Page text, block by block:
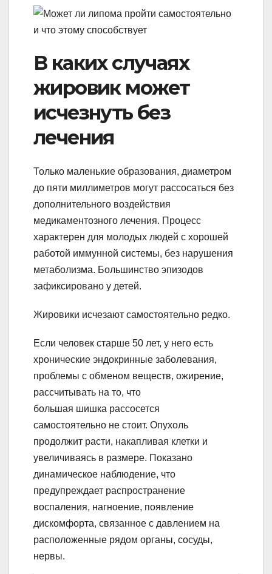
В каких случаях
жировик может
исчезнуть без
лечения
Только маленькие образования, диаметром
до пяти миллиметров могут рассосаться без
дополнительного воздействия
медикаментозного лечения. Процесс
характерен для молодых людей с хорошей
работой иммунной системы, без нарушения
метаболизма. Большинство эпизодов
зафиксировано у детей.
Жировики исчезают самостоятельно редко.
Если человек старше 50 лет, у него есть
хронические эндокринные заболевания,
проблемы с обменом веществ, ожирение,
рассчитывать на то, что
большая шишка рассосется
самостоятельно не стоит. Опухоль
продолжит расти, накапливая клетки и
увеличиваясь в размере. Показано
динамическое наблюдение, что
предупреждает распространение
воспаления, нагноение, появление
дискомфорта, связанное с давлением на
расположенные рядом органы, сосуды,
нервы.